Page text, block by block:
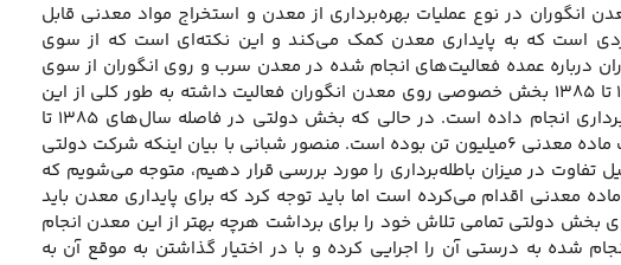
انگوران در نوع عملیات بهره‌برداری از معدن و استخراج مواد معدنی قابل
است که به پایداری معدن کمک می‌کند و این نکته‌ای است که از سوی
درباره عمده فعالیت‌های انجام شده در معدن سرب و روی انگوران از سوی
شرکت تهیه و تولید مواد معدنی ایران در گفت‌وگو با اظهار کرد: از سال ۱۳۵۸ تا ۱۳۸۵ بخش خصوصی روی معدن انگوران فعالیت داشته به طور کلی از این
معدن ۶میلیون تن ماده معدنی استخراج کرده و ۴۰ میلیون مترمکعب باطله‌برداری انجام داده است. در حالی که بخش دولتی در فاصله سال‌های ۱۳۸۵ تا
کنون حدود ۱۲۵میلیون مترمکعب باطله‌برداری از معدن داشته و میزان برداشت ماده معدنی ۶میلیون تن بوده است. منصور شبانی با بیان اینکه شرکت دولتی
تفاوت در میزان باطله‌برداری را مورد بررسی قرار دهیم، متوجه می‌شویم که
معدنی اقدام می‌کرده است اما باید توجه کرد که برای پایداری معدن باید
بخش دولتی تمامی تلاش خود را برای برداشت هرچه بهتر از این معدن انجام
شده به درستی آن را اجرایی کرده و با در اختیار گذاشتن به موقع آن به